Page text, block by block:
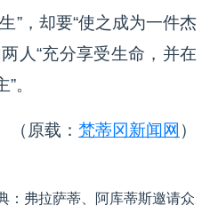
”，却要“使之成为一件杰
人“充分享受生命，并在
。
（原载： 梵蒂冈新闻网 ）
：弗拉萨蒂、阿库蒂斯邀请众